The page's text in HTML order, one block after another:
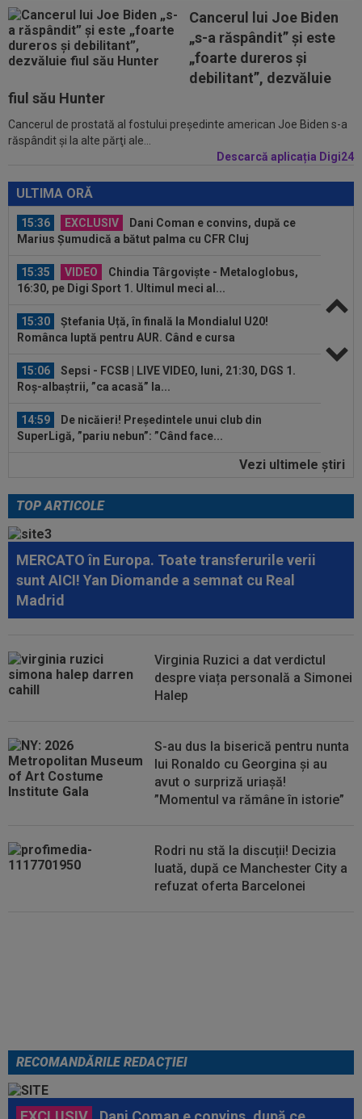
Cancerul lui Joe Biden
„s-a răspândit” şi este
„foarte dureros și
debilitant”, dezvăluie
fiul său Hunter
Cancerul de prostată al fostului preşedinte american Joe Biden s-a
răspândit şi la alte părţi ale...
Descarcă aplicația Digi24
ULTIMA ORĂ
14:59
De nicăieri! Președintele unui club din
SuperLigă, ”pariu nebun”: ”Când face...
Marius Baciu a spus totul despre presupusa
”ruptură” cu Florin Tănase: ”S-ar...
15:38
Începe scandalul: Frenkie De Jong a refuzat-o
pe Barcelona!
Guardiola s-a răzgândit și a...
15:36 EXCLUSIV
Dani Coman e convins, după ce
Marius Șumudică a bătut palma cu CFR Cluj
15:35 VIDEO
Chindia Târgoviște - Metaloglobus,
16:30, pe Digi Sport 1. Ultimul meci al...
15:30
Ștefania Uță, în finală la Mondialul U20!
Românca luptă pentru AUR. Când e cursa
15:06
Sepsi - FCSB | LIVE VIDEO, luni, 21:30, DGS 1.
Roș-albaștrii, ”ca acasă” la...
14:59
De nicăieri! Președintele unui club din
SuperLigă, ”pariu nebun”: ”Când face...
Marius Baciu a spus totul despre presupusa
15:38
Începe scandalul: Frenkie De Jong a refuzat-o
pe Barcelona!
15:36
Gata să spună ”da” pentru lovitura verii, Pep
Guardiola s-a răzgândit și a...
15:36 EXCLUSIV
Dani Coman e convins, după ce
15:35 VIDEO
Chindia Târgoviște - Metaloglobus,
16:30, pe Digi Sport 1. Ultimul meci al...
Vezi ultimele ştiri
TOP ARTICOLE
MERCATO în Europa. Toate transferurile verii
sunt AICI! Yan Diomande a semnat cu Real
Madrid
Virginia Ruzici a dat verdictul
despre viața personală a Simonei
Halep
S-au dus la biserică pentru nunta
lui Ronaldo cu Georgina și au
avut o surpriză uriașă!
”Momentul va rămâne în istorie”
Rodri nu stă la discuții! Decizia
luată, după ce Manchester City a
refuzat oferta Barcelonei
RECOMANDĂRILE REDACȚIEI